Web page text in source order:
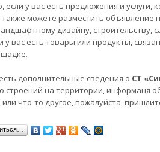
если у вас есть предложения и
также можете разместить
дизайну,
у вас есть товары или продукты,
дополнительные сведения о СТ
строений на территории, информаця
что-то другое, пожалуйста,